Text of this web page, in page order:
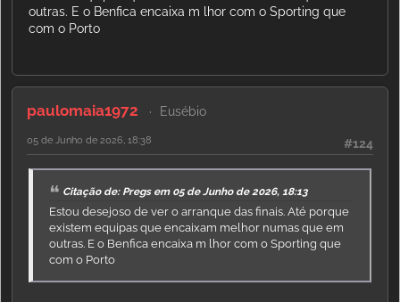
outras. E o Benfica encaixa m lhor com o Sporting que
com o Porto
paulomaia1972 Eusébio
#124
05 de Junho de 2026, 18:38
Citação de: Pregs em 05 de Junho de 2026, 18:13
Estou desejoso de ver o arranque das finais. Até porque
existem equipas que encaixam melhor numas que em
outras. E o Benfica encaixa m lhor com o Sporting que
com o Porto